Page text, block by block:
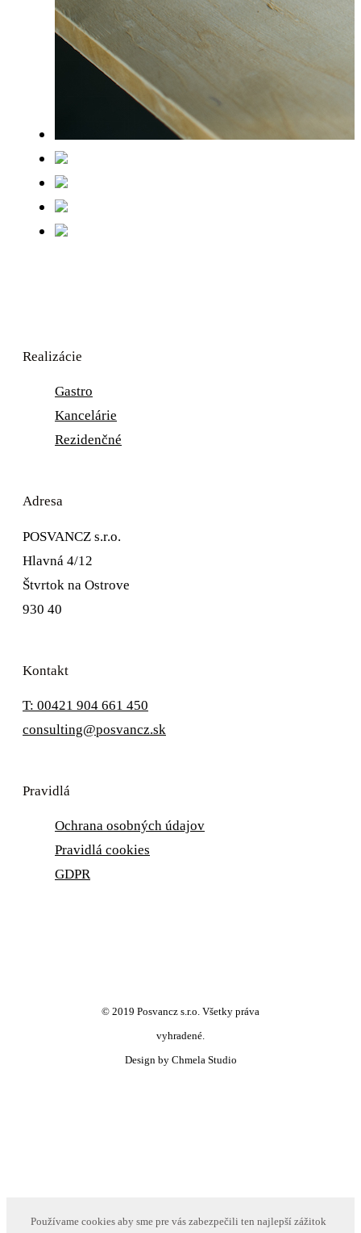
Realizácie
Gastro
Kancelárie
Rezidenčné
Adresa
POSVANCZ s.r.o.
Hlavná 4/12
Štvrtok na Ostrove
930 40
Kontakt
T: 00421 904 661 450
consulting@posvancz.sk
Pravidlá
Ochrana osobných údajov
Pravidlá cookies
GDPR
© 2019 Posvancz s.r.o. Všetky práva
vyhradené.
Design by Chmela Studio
Používame cookies aby sme pre vás zabezpečili ten najlepší zážitok